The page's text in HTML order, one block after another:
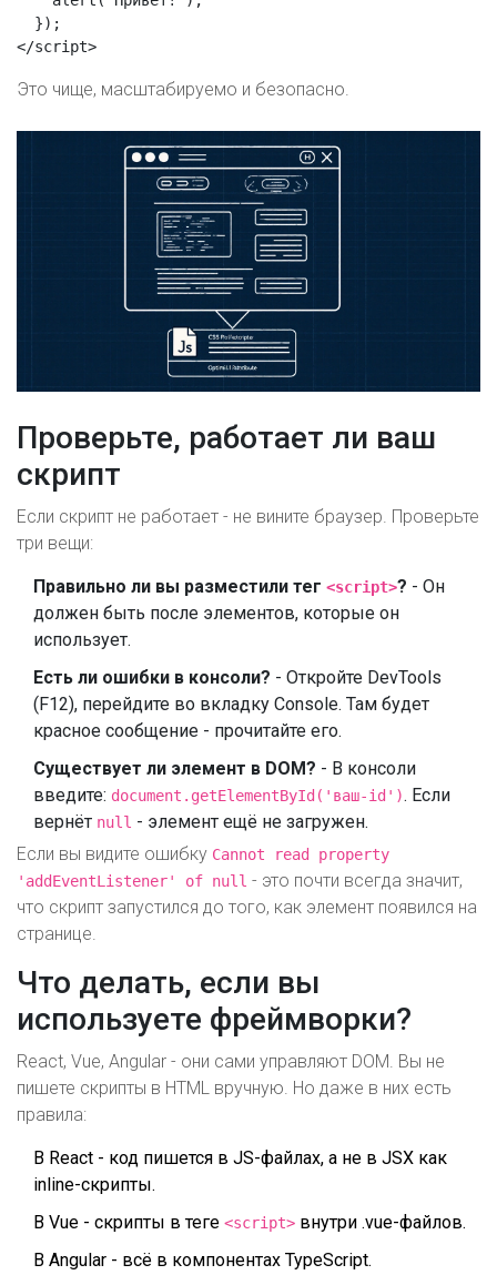
  });
</script>
Это чище, масштабируемо и безопасно.
Проверьте, работает ли ваш
скрипт
Если скрипт не работает - не вините браузер. Проверьте
три вещи:
Правильно ли вы разместили тег <script>? - Он
должен быть после элементов, которые он
использует.
Есть ли ошибки в консоли? - Откройте DevTools
(F12), перейдите во вкладку Console. Там будет
красное сообщение - прочитайте его.
Существует ли элемент в DOM? - В консоли
введите: document.getElementById('ваш-id'). Если
вернёт null - элемент ещё не загружен.
Если вы видите ошибку Cannot read property
'addEventListener' of null - это почти всегда значит,
что скрипт запустился до того, как элемент появился на
странице.
Что делать, если вы
используете фреймворки?
React, Vue, Angular - они сами управляют DOM. Вы не
пишете скрипты в HTML вручную. Но даже в них есть
правила:
В React - код пишется в JS-файлах, а не в JSX как
inline-скрипты.
В Vue - скрипты в теге <script> внутри .vue-файлов.
В Angular - всё в компонентах TypeScript.